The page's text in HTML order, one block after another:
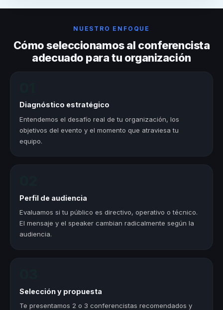
NUESTRO ENFOQUE
Cómo seleccionamos al conferencista
adecuado para tu organización
Diagnóstico estratégico
Entendemos el desafío real de tu organización, los
objetivos del evento y el momento que atraviesa tu
equipo.
Perfil de audiencia
Evaluamos si tu público es directivo, operativo o técnico.
El mensaje y el speaker cambian radicalmente según la
audiencia.
Selección y propuesta
Te presentamos 2 o 3 conferencistas recomendados y